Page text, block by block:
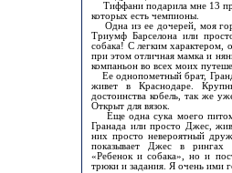
Тиффани подарила мне 13
которых есть чемпионы.
Одна из ее дочерей, моя
Триумф Барселона или
собака! С легким характером,
при этом отличная мамка и
компаньон во всех моих
Ее однопометный брат,
живет в Краснодаре.
достоинства кобель, так же
Открыт для вязок.
Еще одна сука моего
Гранада или просто Джес,
них просто невероятный
показывает Джес в рингах
«Ребенок и собака», но и
трюки и задания. Я очень ими